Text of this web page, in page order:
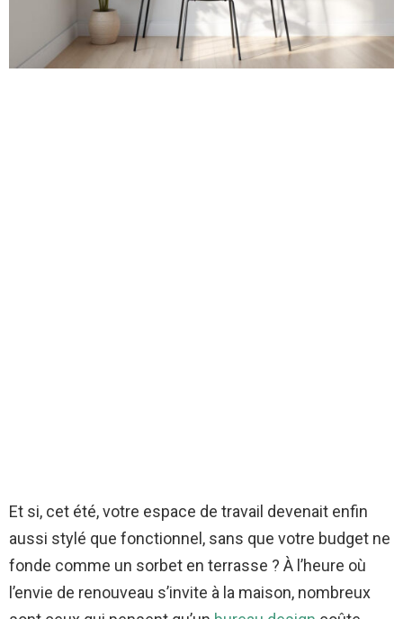
Et si, cet été, votre espace de travail devenait enfin
aussi stylé que fonctionnel, sans que votre budget ne
fonde comme un sorbet en terrasse ? À l’heure où
l’envie de renouveau s’invite à la maison, nombreux